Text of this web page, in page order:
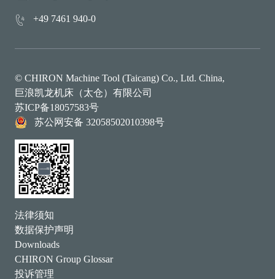
+49 7461 940-0
© CHIRON Machine Tool (Taicang) Co., Ltd. China,
巨浪凯龙机床（太仓）有限公司
苏ICP备18057583号
苏公网安备 32058502010398号
法律须知
数据保护声明
Downloads
CHIRON Group Glossar
投诉管理